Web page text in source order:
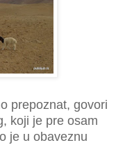
prepoznat, govori
koji je pre osam
je u obaveznu